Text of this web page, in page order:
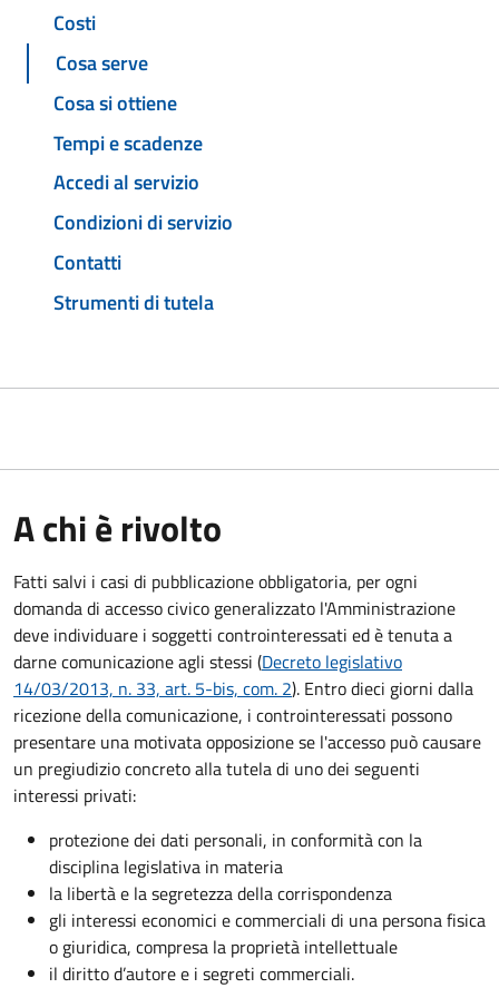
Costi
Cosa serve
Cosa si ottiene
Tempi e scadenze
Accedi al servizio
Condizioni di servizio
Contatti
Strumenti di tutela
A chi è rivolto
Fatti salvi i casi di pubblicazione obbligatoria, per ogni
domanda di accesso civico generalizzato l'Amministrazione
deve individuare i soggetti controinteressati ed è tenuta a
darne comunicazione agli stessi (Decreto legislativo
14/03/2013, n. 33, art. 5-bis, com. 2). Entro dieci giorni dalla
ricezione della comunicazione, i controinteressati possono
presentare una motivata opposizione se l'accesso può causare
un pregiudizio concreto alla tutela di uno dei seguenti
interessi privati:
protezione dei dati personali, in conformità con la
disciplina legislativa in materia
la libertà e la segretezza della corrispondenza
gli interessi economici e commerciali di una persona fisica
o giuridica, compresa la proprietà intellettuale
il diritto d’autore e i segreti commerciali.